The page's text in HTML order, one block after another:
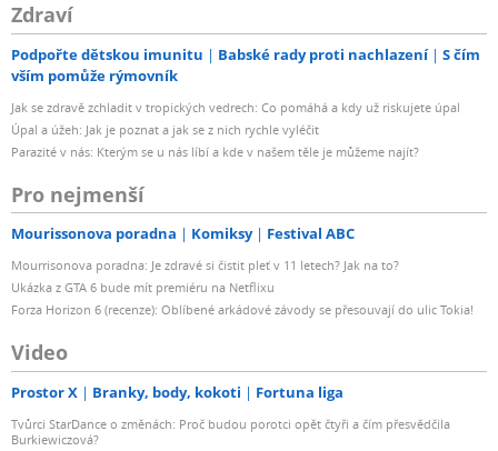
Zdraví
Podpořte dětskou imunitu Babské rady proti nachlazení
S čím
vším pomůže rýmovník
Jak se zdravě zchladit v tropických vedrech: Co pomáhá a kdy už riskujete úpal
Úpal a úžeh: Jak je poznat a jak se z nich rychle vyléčit
Parazité v nás: Kterým se u nás líbí a kde v našem těle je můžeme najít?
Pro nejmenší
Mourissonova poradna Komiksy Festival ABC
Mourrisonova poradna: Je zdravé si čistit pleť v 11 letech? Jak na to?
Ukázka z GTA 6 bude mít premiéru na Netflixu
Forza Horizon 6 (recenze): Oblíbené arkádové závody se přesouvají do ulic Tokia!
Video
Prostor X Branky, body, kokoti Fortuna liga
Tvůrci StarDance o změnách: Proč budou porotci opět čtyři a čím přesvědčila
Burkiewiczová?